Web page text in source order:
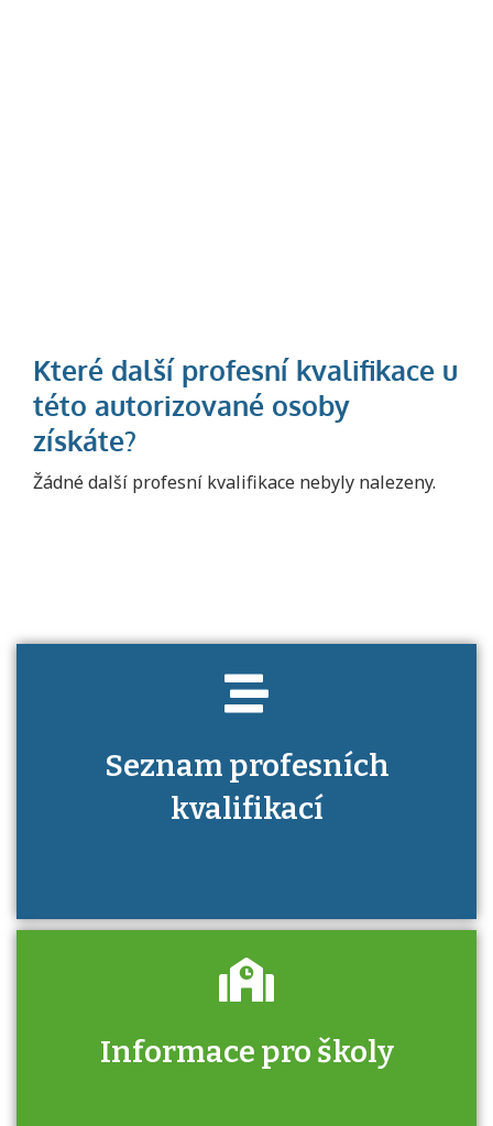
Žádné další profesní kvalifikace nebyly nalezeny.
Seznam profesních
kvalifikací
Projděte si seznam profesních kvalifikací.
Informace pro školy
Zjistěte, jak se přihlásit ke zkoušce a kde